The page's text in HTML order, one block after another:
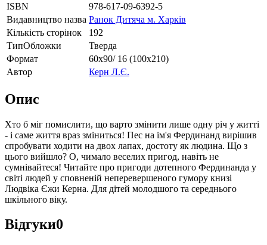
ISBN
978-617-09-6392-5
Видавництво назва Ранок Дитяча м. Харків
Кількість сторінок
192
ТипОбложки
Тверда
Формат
60х90/ 16 (100х210)
Автор
Керн Л.Є.
Опис
Хто б міг помислити, що варто змінити лише одну річ у житті
- і саме життя враз зміниться! Пес на ім'я Фердинанд вирішив
спробувати ходити на двох лапах, достоту як людина. Що з
цього вийшло? О, чимало веселих пригод, навіть не
сумнівайтеся! Читайте про пригоди дотепного Фердинанда у
світі людей у сповненій неперевершеного гумору книзі
Людвіка Єжи Керна. Для дітей молодшого та середнього
шкільного віку.
Відгуки0